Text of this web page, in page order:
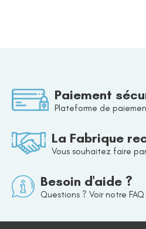
Paiement
Plateforme de
La Fabrique
Vous souhaitez faire
Besoin d'aide ?
Questions ? Voir notre FAQ